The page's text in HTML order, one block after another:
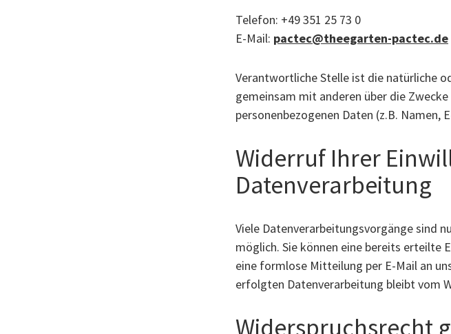
Telefon: +49 351 25 73 0
E-Mail: pactec@theegarten-pactec.de
Verantwortliche Stelle ist die natürliche
gemeinsam mit anderen über die
personenbezogenen Daten (z.B. Namen,
Widerruf Ihrer
Datenverarbeitung
Viele Datenverarbeitungsvorgänge sind
möglich. Sie können eine bereits erteilte
eine formlose Mitteilung per E-Mail an
erfolgten Datenverarbeitung bleibt vom
Widerspruchsrecht